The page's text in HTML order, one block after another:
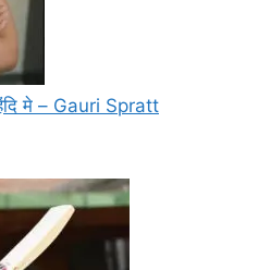
मे – Gauri Spratt